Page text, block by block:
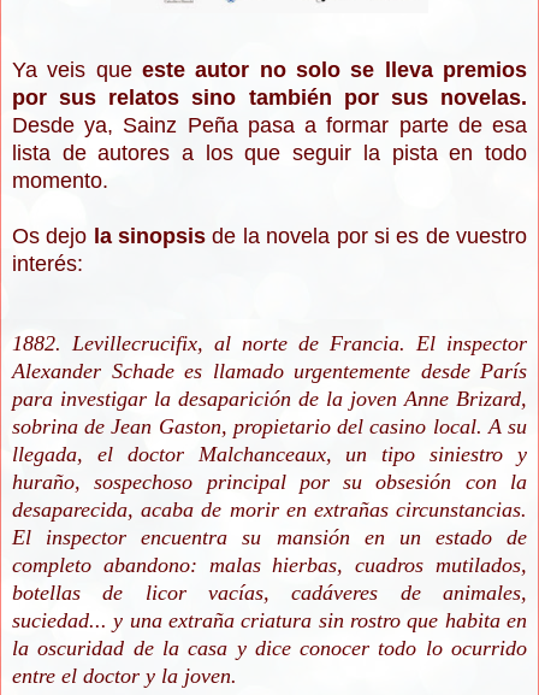
Ya veis que este autor no solo se lleva premios
por sus relatos sino también por sus novelas.
Desde ya, Sainz Peña pasa a formar parte de esa
lista de autores a los que seguir la pista en todo
momento.
Os dejo la sinopsis de la novela por si es de vuestro
interés:
1882. Levillecrucifix, al norte de Francia. El inspector
Alexander Schade es llamado urgentemente desde París
para investigar la desaparición de la joven Anne Brizard,
sobrina de Jean Gaston, propietario del casino local. A su
llegada, el doctor Malchanceaux, un tipo siniestro y
huraño, sospechoso principal por su obsesión con la
desaparecida, acaba de morir en extrañas circunstancias.
El inspector encuentra su mansión en un estado de
completo abandono: malas hierbas, cuadros mutilados,
botellas de licor vacías, cadáveres de animales,
suciedad... y una extraña criatura sin rostro que habita en
la oscuridad de la casa y dice conocer todo lo ocurrido
entre el doctor y la joven.